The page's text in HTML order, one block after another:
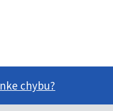
chybu?